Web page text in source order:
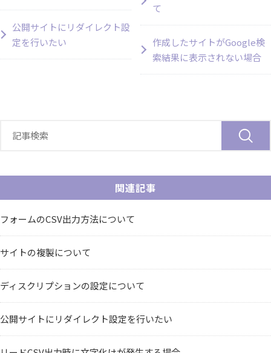
公開サイトにリダイレクト設
定を行いたい
て
作成したサイトがGoogle検
索結果に表示されない場合
関連記事
フォームのCSV出力方法について
サイトの複製について
ディスクリプションの設定について
公開サイトにリダイレクト設定を行いたい